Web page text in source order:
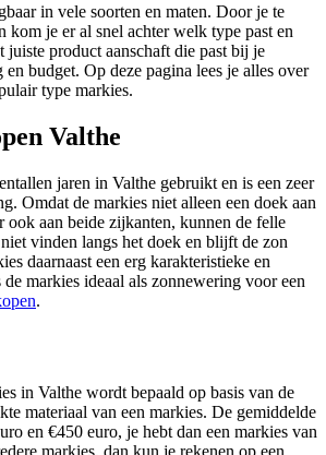
in vele soorten en maten. Door je te
kom je er al snel achter welk type past en
juiste product aanschaft die past bij je
budget. Op deze pagina lees je alles over
type markies.
Valthe
jaren in Valthe gebruikt en is een zeer
Omdat de markies niet alleen een doek aan
ook aan beide zijkanten, kunnen de felle
vinden langs het doek en blijft de zon
daarnaast een erg karakteristieke en
markies ideaal als zonnewering voor een
.
in Valthe wordt bepaald op basis van de
materiaal van een markies. De gemiddelde
en €450 euro, je hebt dan een markies van